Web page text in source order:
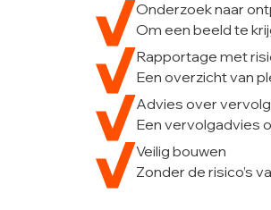
Onderzoek naar
Om een beeld te
Rapportage met
Een overzicht van
Advies over
Een vervolgadvies
Veilig bouwen
Zonder de risico’s